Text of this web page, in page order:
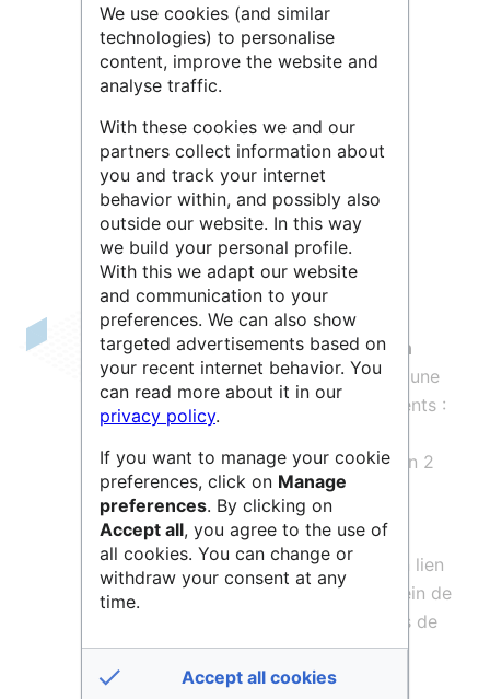
Leaflet OpenStreetMap contributors
LeLiris, Laboratoire d'Informatique en
Image et Systèmes d'information, est une
UMRcommune à plusieurs établissements :
CNRS
, INSA Lyon, Université Claude
Bernard Lyon 1, Université Lumière Lyon 2
et l'Ecole Centrale de Lyon.
Le laboratoire mène des recherches en lien
avec les
sciences informatiques
au sein de
douze équipes structurées en six pôles de
compétences :
Données, Système et Sécurité
We use cookies (and similar
technologies) to personalise
content, improve the website and
analyse traffic.
With these cookies we and our
partners collect information about
you and track your internet
behavior within, and possibly also
outside our website. In this way
we build your personal profile.
With this we adapt our website
and communication to your
preferences. We can also show
targeted advertisements based on
your recent internet behavior. You
can read more about it in our
privacy policy.
If you want to manage your cookie
preferences, click on Manage
preferences. By clicking on
Accept all, you agree to the use of
all cookies. You can change or
withdraw your consent at any
time.
Accept all cookies